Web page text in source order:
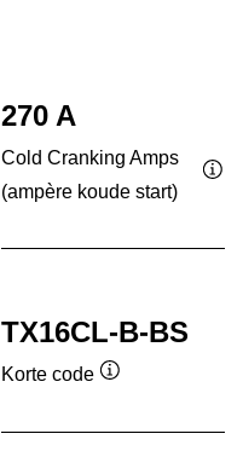
270 A
Cold Cranking Amps
(ampère koude start)
TX16CL-B-BS
Korte code
de